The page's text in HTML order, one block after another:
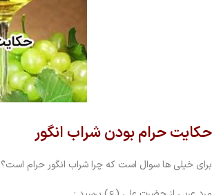
حکایت حرام بودن شراب انگور
برای خیلی ها سوال است که چرا شراب انگور حرام